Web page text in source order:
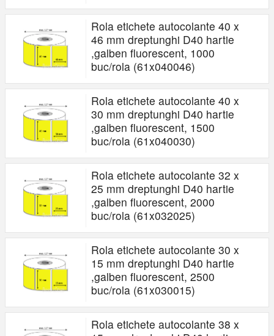
Rola etichete autocolante 40 x
46 mm dreptunghi D40 hartie
,galben fluorescent, 1000
buc/rola (61x040046)
Rola etichete autocolante 40 x
30 mm dreptunghi D40 hartie
,galben fluorescent, 1500
buc/rola (61x040030)
Rola etichete autocolante 32 x
25 mm dreptunghi D40 hartie
,galben fluorescent, 2000
buc/rola (61x032025)
Rola etichete autocolante 30 x
15 mm dreptunghi D40 hartie
,galben fluorescent, 2500
buc/rola (61x030015)
Rola etichete autocolante 38 x